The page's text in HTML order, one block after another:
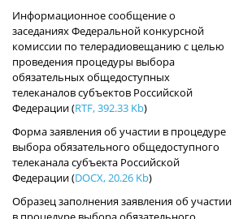
Информационное сообщение о
заседаниях Федеральной конкурсной
комиссии по телерадиовещанию с целью
проведения процедуры выбора
обязательных общедоступных
телеканалов субъектов Российской
Федерации(RTF, 392.33 Kb)
Форма заявления об участии в процедуре
выбора обязательного общедоступного
телеканала субъекта Российской
Федерации(DOCX, 20.26 Kb)
Образец заполнения заявления об участии